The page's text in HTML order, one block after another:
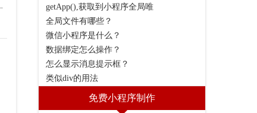
getApp(),获取到小程序全局唯
全局文件有哪些？
微信小程序是什么？
数据绑定怎么操作？
怎么显示消息提示框？
类似div的用法
免费小程序制作